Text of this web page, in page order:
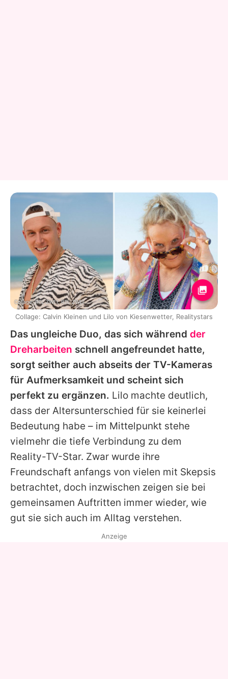
Das ungleiche Duo, das sich während der
Dreharbeiten schnell angefreundet hatte,
sorgt seither auch abseits der TV-Kameras
für Aufmerksamkeit und scheint sich
perfekt zu ergänzen. Lilo machte deutlich,
dass der Altersunterschied für sie keinerlei
Bedeutung habe – im Mittelpunkt stehe
vielmehr die tiefe Verbindung zu dem
Reality-TV-Star. Zwar wurde ihre
Freundschaft anfangs von vielen mit Skepsis
betrachtet, doch inzwischen zeigen sie bei
gemeinsamen Auftritten immer wieder, wie
gut sie sich auch im Alltag verstehen.
Collage: RTL ZWEI, RTL ZWEI
Collage: Calvin Kleinen und Lilo von Kiesenwetter, Realitystars
Anzeige